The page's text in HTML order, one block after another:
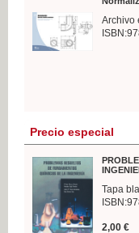
Archivo
Precio especial
Tapa
2,00 €